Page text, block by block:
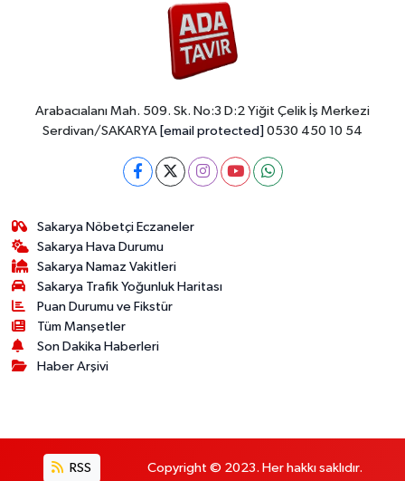
Arabacıalanı Mah. 509. Sk. No:3 D:2 Yiğit Çelik İş Merkezi
Serdivan/SAKARYA [email protected] 0530 450 10 54
Sakarya Nöbetçi Eczaneler
Sakarya Hava Durumu
Sakarya Namaz Vakitleri
Sakarya Trafik Yoğunluk Haritası
Puan Durumu ve Fikstür
Tüm Manşetler
Son Dakika Haberleri
Haber Arşivi
RSS Copyright © 2023. Her hakkı saklıdır.